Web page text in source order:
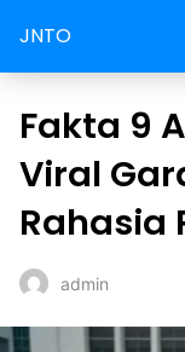
JNTO
Fakta 9
Viral
Rahasia
admin